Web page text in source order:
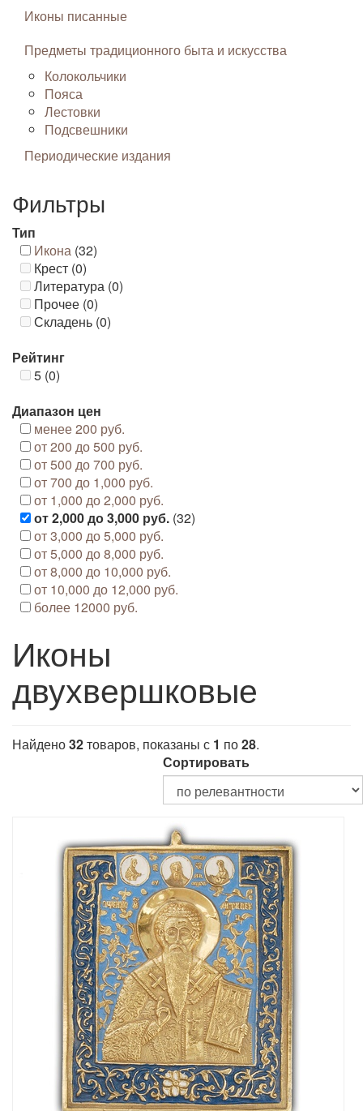
Иконы писанные
Предметы традиционного быта и искусства
Колокольчики
Пояса
Лестовки
Подсвешники
Периодические издания
Фильтры
Тип
Икона (32)
Крест (0)
Литература (0)
Прочее (0)
Складень (0)
Рейтинг
5 (0)
Диапазон цен
менее 200 руб.
от 200 до 500 руб.
от 500 до 700 руб.
от 700 до 1,000 руб.
от 1,000 до 2,000 руб.
от 2,000 до 3,000 руб. (32)
от 3,000 до 5,000 руб.
от 5,000 до 8,000 руб.
от 8,000 до 10,000 руб.
от 10,000 до 12,000 руб.
более 12000 руб.
Иконы
двухвершковые
Найдено32товаров, показаны с 1 по28.
Сортировать